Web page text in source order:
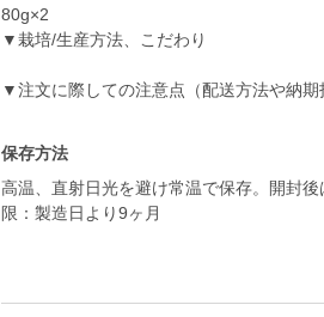
80g×2
▼栽培/生産方法、こだわり
▼注文に際しての注意点（配送方法や納期
保存方法
高温、直射日光を避け常温で保存。開封
限：製造日より9ヶ月